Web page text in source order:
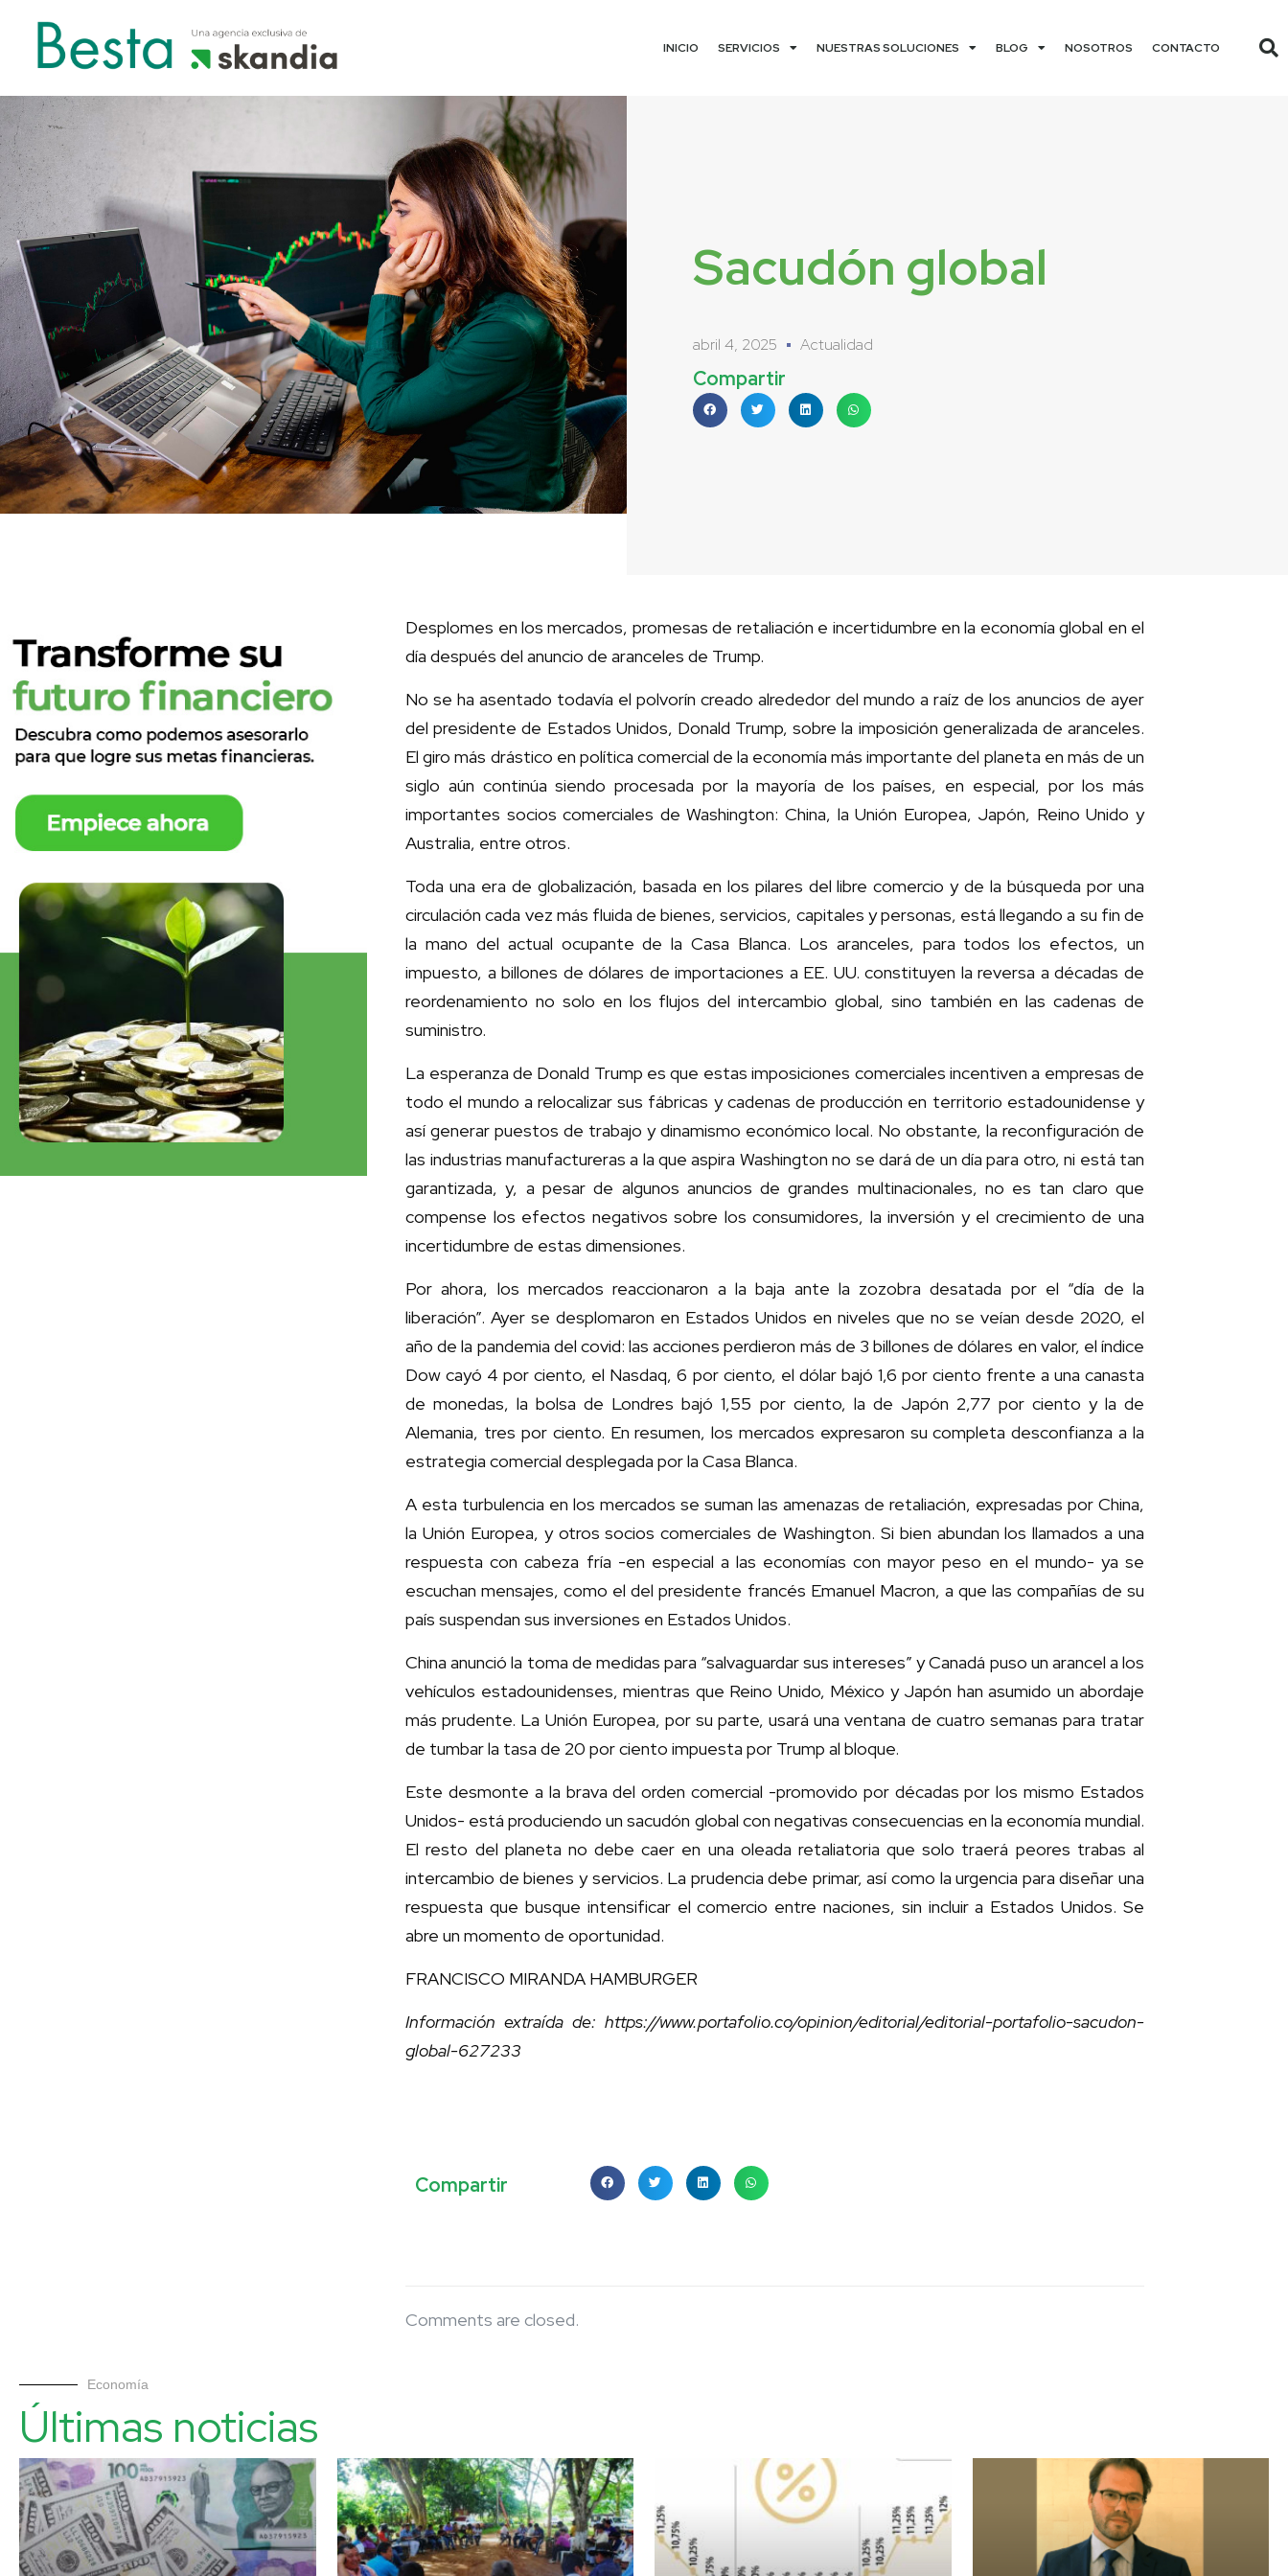
INICIO SERVICIOS NUESTRAS SOLUCIONES BLOG NOSOTROS CONTACTO
Sacudón global
abril 4, 2025 Actualidad
Compartir
Desplomes en los mercados, promesas de retaliación e incertidumbre en la economía global en el
día después del anuncio de aranceles de Trump.
No se ha asentado todavía el polvorín creado alrededor del mundo a raíz de los anuncios de ayer
del presidente de Estados Unidos, Donald Trump, sobre la imposición generalizada de aranceles.
El giro más drástico en política comercial de la economía más importante del planeta en más de un
siglo aún continúa siendo procesada por la mayoría de los países, en especial, por los más
importantes socios comerciales de Washington: China, la Unión Europea, Japón, Reino Unido y
Australia, entre otros.
Toda una era de globalización, basada en los pilares del libre comercio y de la búsqueda por una
circulación cada vez más fluida de bienes, servicios, capitales y personas, está llegando a su fin de
la mano del actual ocupante de la Casa Blanca. Los aranceles, para todos los efectos, un
impuesto, a billones de dólares de importaciones a EE. UU. constituyen la reversa a décadas de
reordenamiento no solo en los flujos del intercambio global, sino también en las cadenas de
suministro.
La esperanza de Donald Trump es que estas imposiciones comerciales incentiven a empresas de
todo el mundo a relocalizar sus fábricas y cadenas de producción en territorio estadounidense y
así generar puestos de trabajo y dinamismo económico local. No obstante, la reconfiguración de
las industrias manufactureras a la que aspira Washington no se dará de un día para otro, ni está tan
garantizada, y, a pesar de algunos anuncios de grandes multinacionales, no es tan claro que
compense los efectos negativos sobre los consumidores, la inversión y el crecimiento de una
incertidumbre de estas dimensiones.
Por ahora, los mercados reaccionaron a la baja ante la zozobra desatada por el “día de la
liberación”. Ayer se desplomaron en Estados Unidos en niveles que no se veían desde 2020, el
año de la pandemia del covid: las acciones perdieron más de 3 billones de dólares en valor, el índice
Dow cayó 4 por ciento, el Nasdaq, 6 por ciento, el dólar bajó 1,6 por ciento frente a una canasta
de monedas, la bolsa de Londres bajó 1,55 por ciento, la de Japón 2,77 por ciento y la de
Alemania, tres por ciento. En resumen, los mercados expresaron su completa desconfianza a la
estrategia comercial desplegada por la Casa Blanca.
A esta turbulencia en los mercados se suman las amenazas de retaliación, expresadas por China,
la Unión Europea, y otros socios comerciales de Washington. Si bien abundan los llamados a una
respuesta con cabeza fría -en especial a las economías con mayor peso en el mundo- ya se
escuchan mensajes, como el del presidente francés Emanuel Macron, a que las compañías de su
país suspendan sus inversiones en Estados Unidos.
China anunció la toma de medidas para “salvaguardar sus intereses” y Canadá puso un arancel a los
vehículos estadounidenses, mientras que Reino Unido, México y Japón han asumido un abordaje
más prudente. La Unión Europea, por su parte, usará una ventana de cuatro semanas para tratar
de tumbar la tasa de 20 por ciento impuesta por Trump al bloque.
Este desmonte a la brava del orden comercial -promovido por décadas por los mismo Estados
Unidos- está produciendo un sacudón global con negativas consecuencias en la economía mundial.
El resto del planeta no debe caer en una oleada retaliatoria que solo traerá peores trabas al
intercambio de bienes y servicios. La prudencia debe primar, así como la urgencia para diseñar una
respuesta que busque intensificar el comercio entre naciones, sin incluir a Estados Unidos. Se
abre un momento de oportunidad.
FRANCISCO MIRANDA HAMBURGER
Información extraída de: https://www.portafolio.co/opinion/editorial/editorial-portafolio-sacudon-
global-627233
Compartir
Comments are closed.
Economía
Últimas noticias